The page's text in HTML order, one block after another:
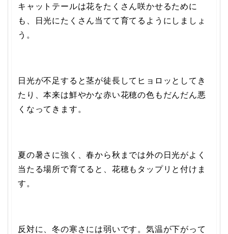
キャットテールは花をたくさん咲かせるために
も、日光にたくさん当てて育てるようにしましょ
う。
日光が不足すると茎が徒長してヒョロッとしてき
たり、本来は鮮やかな赤い花穂の色もだんだん悪
くなってきます。
夏の暑さに強く、春から秋までは外の日光がよく
当たる場所で育てると、花穂もタップリと付けま
す。
反対に、冬の寒さには弱いです。気温が下がって